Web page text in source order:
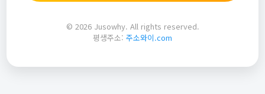
© 2026 Jusowhy. All rights reserved.
평생주소: 주소와이.com